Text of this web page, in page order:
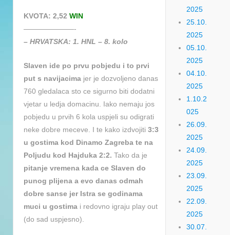
KVOTA: 2,52 WIN
———————-
– HRVATSKA: 1. HNL – 8. kolo
Slaven ide po prvu pobjedu i to prvi
put s navijacima jer je dozvoljeno danas
760 gledalaca sto ce sigurno biti dodatni
vjetar u ledja domacinu. Iako nemaju jos
pobjedu u prvih 6 kola uspjeli su odigrati
neke dobre meceve. I te kako izdvojiti 3:3
u gostima kod Dinamo Zagreba te na
Poljudu kod Hajduka 2:2. Tako da je
pitanje vremena kada ce Slaven do
punog plijena a evo danas odmah
dobre sanse jer Istra se godinama
muci u gostima i redovno igraju play out
(do sad uspjesno).
2025
25.10.
2025
05.10.
2025
04.10.
2025
1.10.2
025
26.09.
2025
24.09.
2025
23.09.
2025
22.09.
2025
30.07.